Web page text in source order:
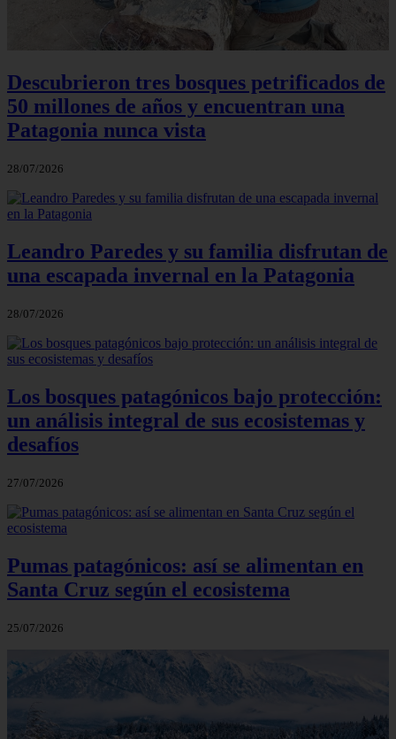
Descubrieron tres bosques petrificados de
50 millones de años y encuentran una
Patagonia nunca vista
28/07/2026
Leandro Paredes y su familia disfrutan de
una escapada invernal en la Patagonia
28/07/2026
Los bosques patagónicos bajo protección:
un análisis integral de sus ecosistemas y
desafíos
27/07/2026
Pumas patagónicos: así se alimentan en
Santa Cruz según el ecosistema
25/07/2026